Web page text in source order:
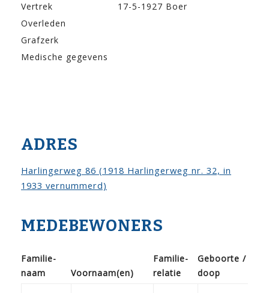
Vertrek
17-5-1927 Boer
Overleden
Grafzerk
Medische gegevens
ADRES
Harlingerweg 86 (1918 Harlingerweg nr. 32, in
1933 vernummerd)
MEDEBEWONERS
Familie­
naam
Voor­naam(en)
Familie­
relatie
Geboorte /
doop